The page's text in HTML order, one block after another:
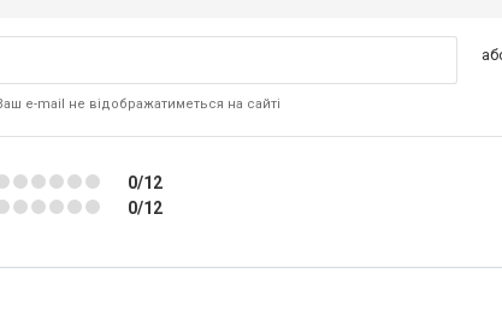
e-mail не відображатиметься на сайті
0/12
0/12